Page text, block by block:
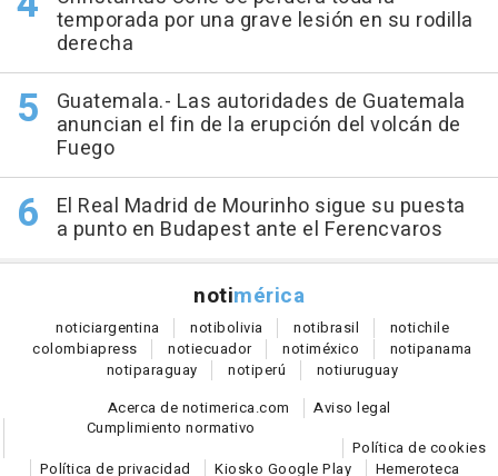
temporada por una grave lesión en su rodilla
derecha
Guatemala.- Las autoridades de Guatemala
anuncian el fin de la erupción del volcán de
Fuego
El Real Madrid de Mourinho sigue su puesta
a punto en Budapest ante el Ferencvaros
notimérica
noticiargentina notibolivia notibrasil notichile
colombiapress notiecuador notiméxico notipanama
notiparaguay notiperú notiuruguay
Acerca de notimerica.com
Aviso legal
Cumplimiento normativo
Política de cookies
Política de privacidad
Kiosko Google Play Hemeroteca